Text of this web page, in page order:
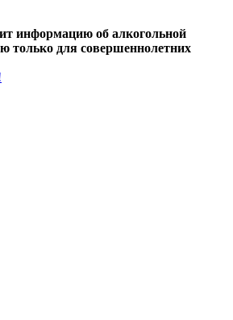
информацию об алкогольной
только для совершеннолетних